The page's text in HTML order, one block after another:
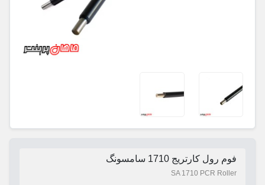
فوم رول کارتریج 1710 سامسونگ
SA 1710 PCR Roller